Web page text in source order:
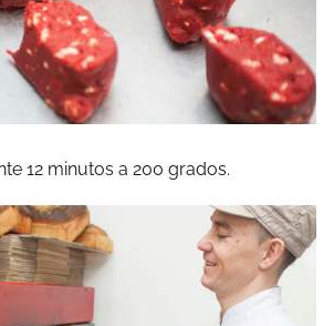
12 minutos a 200 grados.